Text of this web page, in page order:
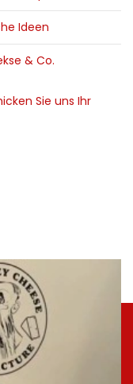
Ideen
& Co.
Sie uns Ihr